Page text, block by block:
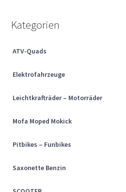
Über uns
Kategorien
ATV-Quads
Elektrofahrzeuge
Leichtkrafträder – Motorräder
Mofa Moped Mokick
Pitbikes – Funbikes
Saxonette Benzin